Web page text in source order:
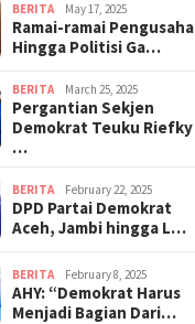
BERITA May 17, 2025
Ramai-ramai Pengusaha
Hingga Politisi Ga…
BERITA March 25, 2025
Pergantian Sekjen
Demokrat Teuku Riefky
…
BERITA February 22, 2025
DPD Partai Demokrat
Aceh, Jambi hingga L…
BERITA February 8, 2025
AHY: “Demokrat Harus
Menjadi Bagian Dari…